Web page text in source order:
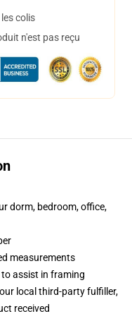
colis
n'est pas reçu
dorm, bedroom, office,
measurements
assist in framing
local third-party fulfiller,
received